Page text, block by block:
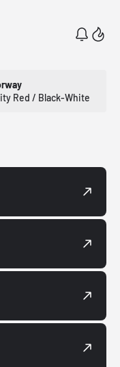
Red / Black-White